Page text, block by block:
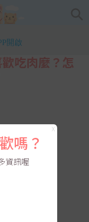
開啟
吃肉麼？怎
X
嗎？
資訊喔